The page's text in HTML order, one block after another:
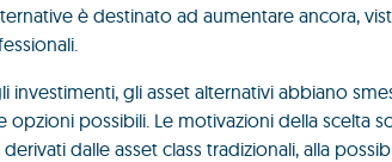
è destinato ad aumentare ancora,
gli asset alternativi abbiano
possibili. Le motivazioni della scelta
dalle asset class tradizionali, alla